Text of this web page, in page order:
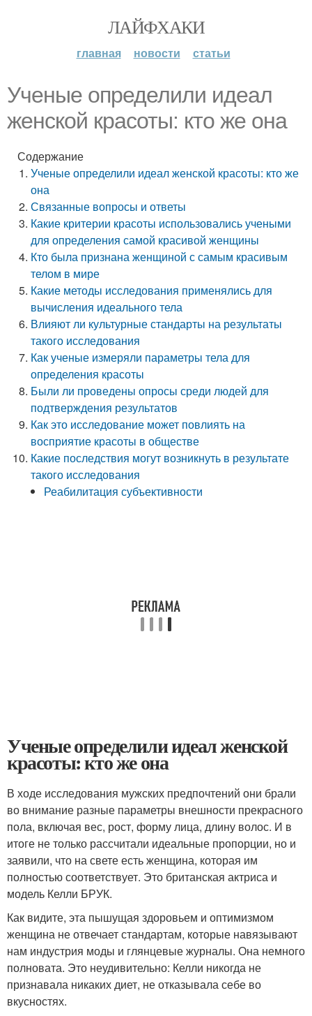
ЛАЙФХАКИ
главная новости статьи
Ученые определили идеал
женской красоты: кто же она
Содержание
Ученые определили идеал женской красоты: кто же
она
Связанные вопросы и ответы
Какие критерии красоты использовались учеными
для определения самой красивой женщины
Кто была признана женщиной с самым красивым
телом в мире
Какие методы исследования применялись для
вычисления идеального тела
Влияют ли культурные стандарты на результаты
такого исследования
Как ученые измеряли параметры тела для
определения красоты
Были ли проведены опросы среди людей для
подтверждения результатов
Как это исследование может повлиять на
восприятие красоты в обществе
Какие последствия могут возникнуть в результате
такого исследования
Реабилитация субъективности
Ученые определили идеал женской
красоты: кто же она
В ходе исследования мужских предпочтений они брали
во внимание разные параметры внешности прекрасного
пола, включая вес, рост, форму лица, длину волос. И в
итоге не только рассчитали идеальные пропорции, но и
заявили, что на свете есть женщина, которая им
полностью соответствует. Это британская актриса и
модель Келли БРУК.
Как видите, эта пышущая здоровьем и оптимизмом
женщина не отвечает стандартам, которые навязывают
нам индустрия моды и глянцевые журналы. Она немного
полновата. Это неудивительно: Келли никогда не
признавала никаких диет, не отказывала себе во
вкусностях.